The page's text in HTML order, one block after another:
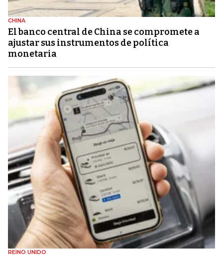
CHINA
El banco central de China se compromete a
ajustar sus instrumentos de política
monetaria
REINO UNIDO